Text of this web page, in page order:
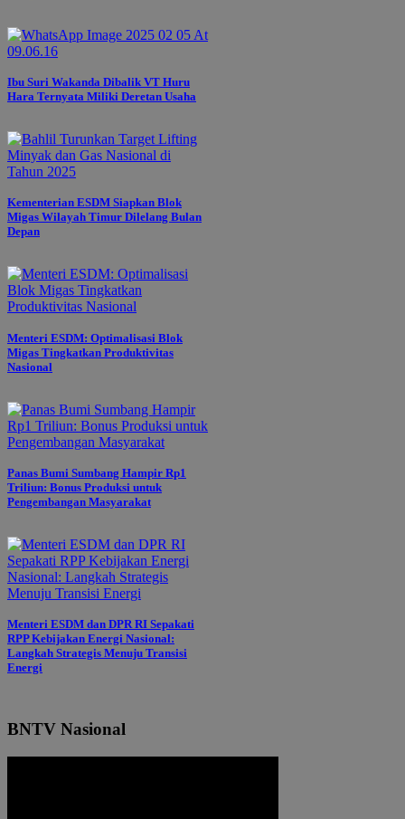
Ibu Suri Wakanda Dibalik VT Huru
Hara Ternyata Miliki Deretan Usaha
Kementerian ESDM Siapkan Blok
Migas Wilayah Timur Dilelang Bulan
Depan
Menteri ESDM: Optimalisasi Blok
Migas Tingkatkan Produktivitas
Nasional
Panas Bumi Sumbang Hampir Rp1
Triliun: Bonus Produksi untuk
Pengembangan Masyarakat
Menteri ESDM dan DPR RI Sepakati
RPP Kebijakan Energi Nasional:
Langkah Strategis Menuju Transisi
Energi
BNTV Nasional